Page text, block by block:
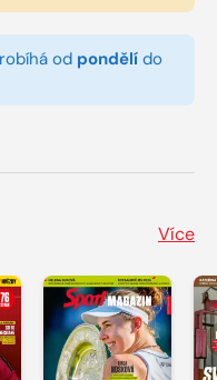
od pondělí do
Více